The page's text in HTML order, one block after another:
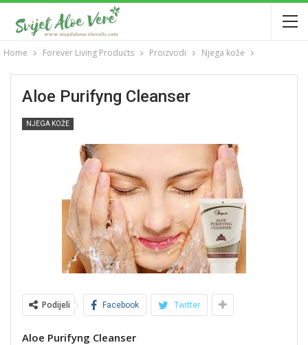
Home Forever Living Products Proizvodi Njega kože
Aloe Purifyng Cleanser
NJEGA KOŽE
Podijeli Facebook Twitter
Aloe Purifyng Cleanser